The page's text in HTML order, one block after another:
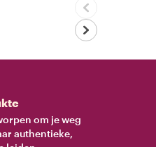
om je weg
authentieke,